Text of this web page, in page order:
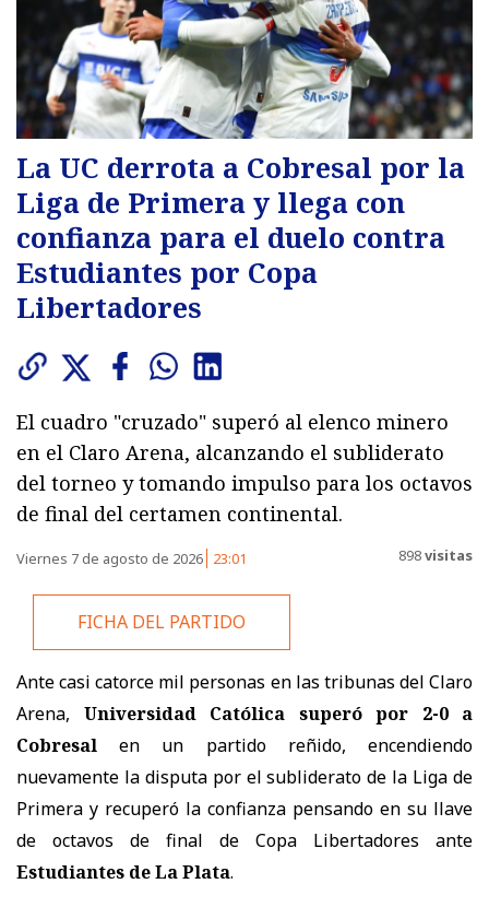
La UC derrota a Cobresal por la
Liga de Primera y llega con
confianza para el duelo contra
Estudiantes por Copa
Libertadores
El cuadro "cruzado" superó al elenco minero
en el Claro Arena, alcanzando el subliderato
del torneo y tomando impulso para los octavos
de final del certamen continental.
Viernes 7 de agosto de 2026 23:01 898visitas
FICHA DEL PARTIDO
Ante casi catorce mil personas en las tribunas del Claro
Arena, Universidad Católica superó por 2-0 a
Cobresal en un partido reñido, encendiendo
nuevamente la disputa por el subliderato de la Liga de
Primera y recuperó la confianza pensando en su llave
de octavos de final de Copa Libertadores ante
Estudiantes de La Plata.